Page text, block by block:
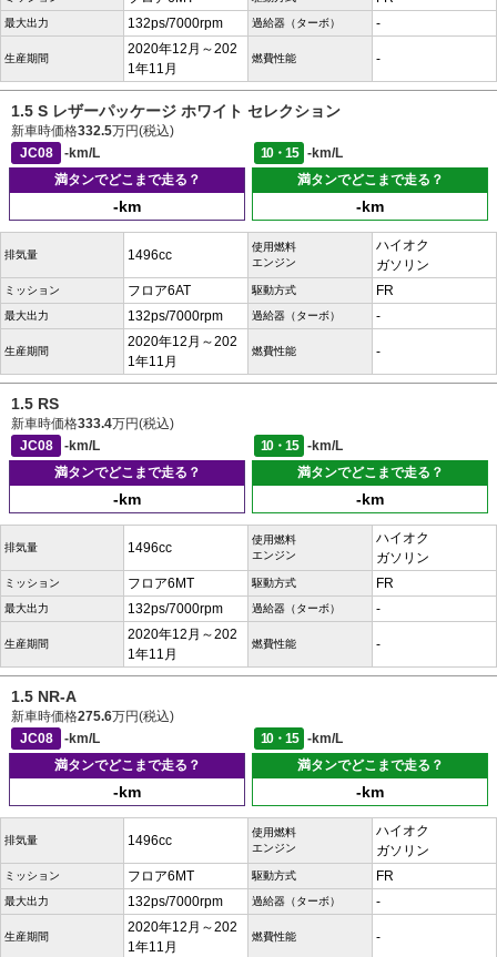
最大出力 132ps/7000rpm 過給器（ターボ） -
生産期間
2020年12月～202
1年11月
燃費性能 -
1.5 S レザーパッケージ ホワイト セレクション
新車時価格332.5万円(税込)
JC08
-km/L 10・15
-km/L
満タンでどこまで走る？
-km
満タンでどこまで走る？
-km
排気量 1496cc
使用燃料
エンジン
ハイオク
ガソリン
ミッション フロア6AT 駆動方式 FR
最大出力 132ps/7000rpm 過給器（ターボ） -
生産期間
2020年12月～202
1年11月
燃費性能 -
1.5 RS
新車時価格333.4万円(税込)
JC08
-km/L 10・15
-km/L
満タンでどこまで走る？
-km
満タンでどこまで走る？
-km
排気量 1496cc
使用燃料
エンジン
ハイオク
ガソリン
ミッション フロア6MT 駆動方式 FR
最大出力 132ps/7000rpm 過給器（ターボ） -
生産期間
2020年12月～202
1年11月
燃費性能 -
1.5 NR-A
新車時価格275.6万円(税込)
JC08
-km/L 10・15
-km/L
満タンでどこまで走る？
-km
満タンでどこまで走る？
-km
排気量 1496cc
使用燃料
エンジン
ハイオク
ガソリン
ミッション フロア6MT 駆動方式 FR
最大出力 132ps/7000rpm 過給器（ターボ） -
生産期間
2020年12月～202
1年11月
燃費性能 -